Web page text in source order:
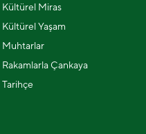
Kültürel Miras
Kültürel Yaşam
Muhtarlar
Rakamlarla Çankaya
Tarihçe